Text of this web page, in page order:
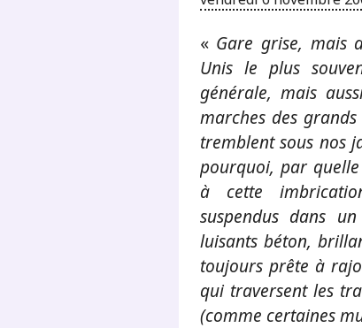
« Gare grise, mais
Unis le plus
générale, mais
marches des
tremblent sous nos
pourquoi, par
à cette
suspendus dans
luisants béton,
toujours prête à
qui traversent les
(comme certaines